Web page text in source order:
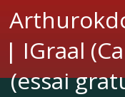
| IGraal
(essai